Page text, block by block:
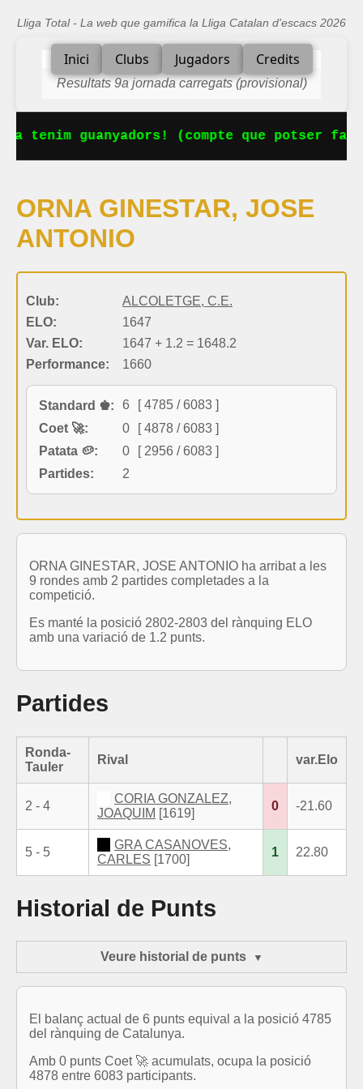
Lliga Total - La web que gamifica la Lliga Catalan d'escacs 2026
Inici Clubs Jugadors Credits
Resultats 9a jornada carregats (provisional)
tenim guanyadors! (compte que potser
ORNA GINESTAR, JOSE
ANTONIO
Club:
ALCOLETGE, C.E.
ELO:
1647
Var. ELO:
1647 + 1.2 = 1648.2
Performance:
1660
Standard ♚: 6
[ 4785 / 6083 ]
Coet 🚀:
0
[ 4878 / 6083 ]
Patata 🥔:
0
[ 2956 / 6083 ]
Partides:
2
ORNA GINESTAR, JOSE ANTONIO ha arribat a les
9 rondes amb 2 partides completades a la
competició.
Es manté la posició 2802-2803 del rànquing ELO
amb una variació de 1.2 punts.
Partides
Ronda-
Tauler
Rival var.Elo
2 - 4
CORIA GONZALEZ,
JOAQUIM [1619]
0 -21.60
5 - 5
GRA CASANOVES,
CARLES [1700]
1 22.80
Historial de Punts
Veure historial de punts
El balanç actual de 6 punts equival a la posició 4785
del rànquing de Catalunya.
Amb 0 punts Coet 🚀 acumulats, ocupa la posició
4878 entre 6083 participants.